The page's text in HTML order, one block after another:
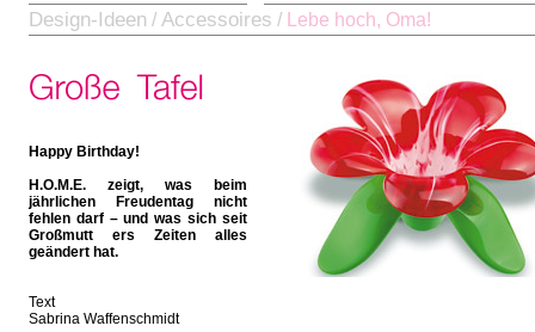
Design-Ideen / Accessoires / Lebe hoch, Oma!
Happy Birthday!
H.O.M.E. zeigt, was beim
jährlichen Freudentag nicht
fehlen darf – und was sich seit
Großmutt ers Zeiten alles
geändert hat.
Text
Sabrina Waffenschmidt